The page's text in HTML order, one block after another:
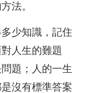
法。
少知識，記住
人生的難題
題；人的一生
沒有標準答案